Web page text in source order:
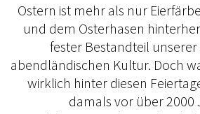
Ostern ist mehr als nur
und dem Osterhasen
fester Bestandteil
abendländischen Kultur. Doch
wirklich hinter diesen
damals vor über 2000